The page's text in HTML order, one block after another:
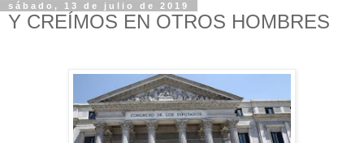
sábado, 13 de julio de 2019
Y CREÍMOS EN OTROS HOMBRES